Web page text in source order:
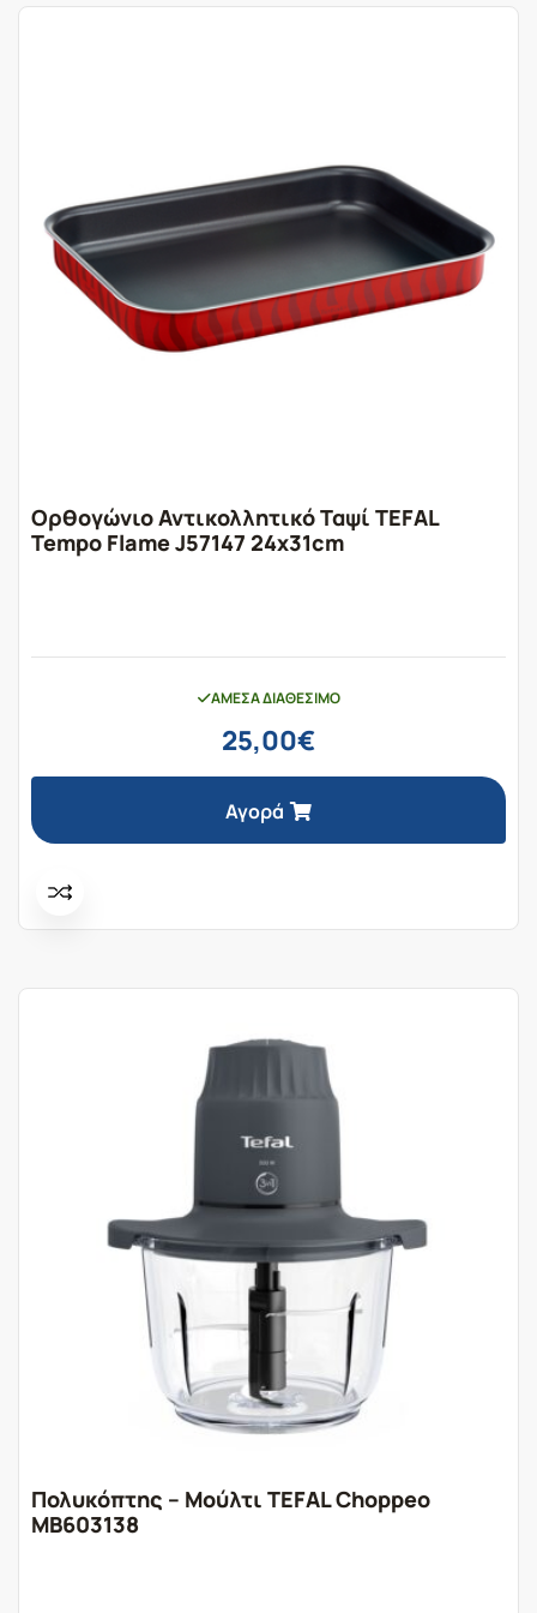
Ορθογώνιο Αντικολλητικό Ταψί TEFAL
Tempo Flame J57147 24x31cm
ΆΜΕΣΑ ΔΙΑΘΈΣΙΜΟ
25,00€
Αγορά
Πολυκόπτης – Μούλτι TEFAL Choppeo
MB603138